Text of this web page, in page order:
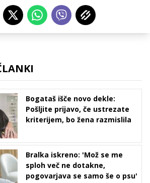
Bogataš išče novo dekle:
Pošljite prijavo, če ustrezate
kriterijem, bo žena razmislila
Bralka iskreno: 'Mož se me
sploh več ne dotakne,
pogovarjava se samo še o psu'